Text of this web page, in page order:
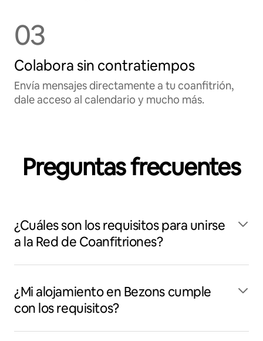
03
Colabora sin contratiempos
Envía mensajes directamente a tu coanfitrión,
dale acceso al calendario y mucho más.
Preguntas frecuentes
¿Cuáles son los requisitos para unirse
a la Red de Coanfitriones?
¿Mi alojamiento en Bezons cumple
con los requisitos?